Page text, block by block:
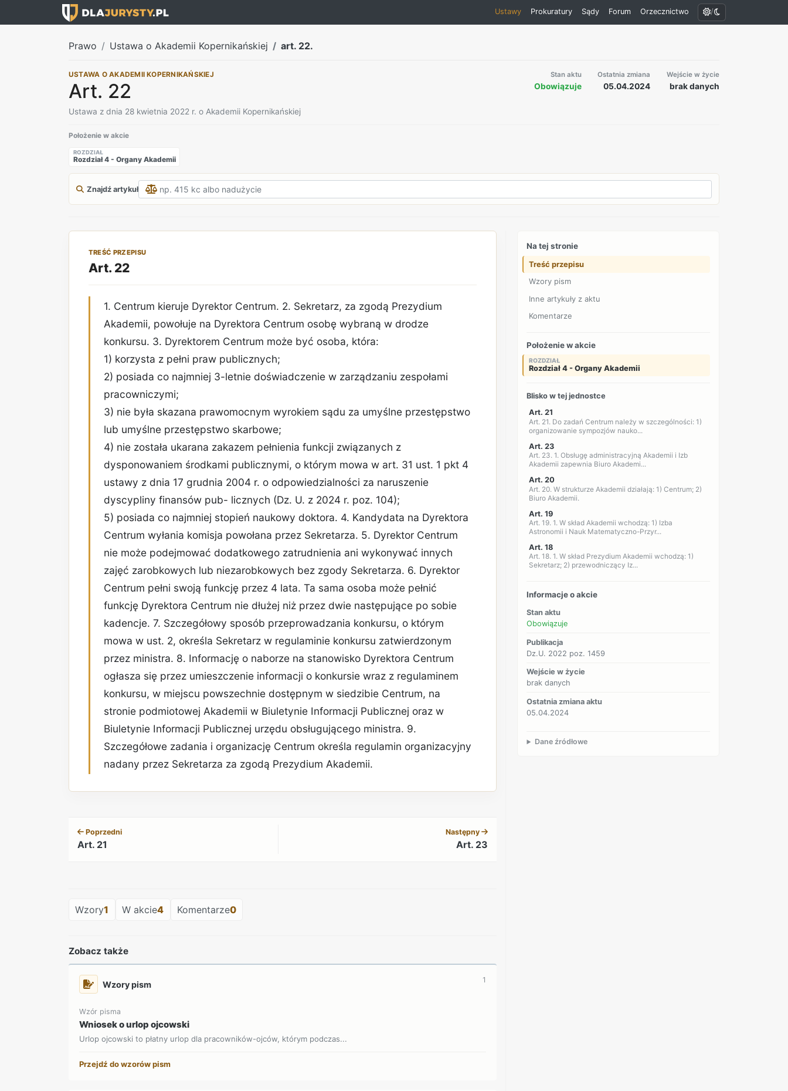
Ustawy Prokuratury Sądy Forum Orzecznictwo /
Prawo Ustawa o Akademii Kopernikańskiej art. 22.
USTAWA O AKADEMII KOPERNIKAŃSKIEJ
Art. 22
Ustawa z dnia 28 kwietnia 2022 r. o Akademii Kopernikańskiej
Stan aktu
Obowiązuje
Ostatnia zmiana
05.04.2024
Wejście w życie
brak danych
Położenie w akcie
ROZDZIAŁ
Rozdział 4 - Organy Akademii
Znajdź artykuł
TREŚĆ PRZEPISU
Art. 22
1. Centrum kieruje Dyrektor Centrum. 2. Sekretarz, za zgodą Prezydium
Akademii, powołuje na Dyrektora Centrum osobę wybraną w drodze
konkursu. 3. Dyrektorem Centrum może być osoba, która:
1) korzysta z pełni praw publicznych;
2) posiada co najmniej 3-letnie doświadczenie w zarządzaniu zespołami
pracowniczymi;
3) nie była skazana prawomocnym wyrokiem sądu za umyślne przestępstwo
lub umyślne przestępstwo skarbowe;
4) nie została ukarana zakazem pełnienia funkcji związanych z
dysponowaniem środkami publicznymi, o którym mowa w art. 31 ust. 1 pkt 4
ustawy z dnia 17 grudnia 2004 r. o odpowiedzialności za naruszenie
dyscypliny finansów pub- licznych (Dz. U. z 2024 r. poz. 104);
5) posiada co najmniej stopień naukowy doktora. 4. Kandydata na Dyrektora
Centrum wyłania komisja powołana przez Sekretarza. 5. Dyrektor Centrum
nie może podejmować dodatkowego zatrudnienia ani wykonywać innych
zajęć zarobkowych lub niezarobkowych bez zgody Sekretarza. 6. Dyrektor
Centrum pełni swoją funkcję przez 4 lata. Ta sama osoba może pełnić
funkcję Dyrektora Centrum nie dłużej niż przez dwie następujące po sobie
kadencje. 7. Szczegółowy sposób przeprowadzania konkursu, o którym
mowa w ust. 2, określa Sekretarz w regulaminie konkursu zatwierdzonym
przez ministra. 8. Informację o naborze na stanowisko Dyrektora Centrum
ogłasza się przez umieszczenie informacji o konkursie wraz z regulaminem
konkursu, w miejscu powszechnie dostępnym w siedzibie Centrum, na
stronie podmiotowej Akademii w Biuletynie Informacji Publicznej oraz w
Biuletynie Informacji Publicznej urzędu obsługującego ministra. 9.
Szczegółowe zadania i organizację Centrum określa regulamin organizacyjny
nadany przez Sekretarza za zgodą Prezydium Akademii.
Poprzedni
Art. 21
Następny
Art. 23
Wzory1 W akcie4 Komentarze0
Zobacz także
Wzory pism 1
Wzór pisma
Wniosek o urlop ojcowski
Urlop ojcowski to płatny urlop dla pracowników-ojców, którym podczas...
Przejdź do wzorów pism
Na tej stronie
Treść przepisu
Wzory pism
Inne artykuły z aktu
Komentarze
Położenie w akcie
ROZDZIAŁ
Rozdział 4 - Organy Akademii
Blisko w tej jednostce
Art. 21
Art. 21. Do zadań Centrum należy w szczególności: 1)
organizowanie sympozjów nauko...
Art. 23
Art. 23. 1. Obsługę administracyjną Akademii i Izb
Akademii zapewnia Biuro Akademi...
Art. 20
Art. 20. W strukturze Akademii działają: 1) Centrum; 2)
Biuro Akademii.
Art. 19
Art. 19. 1. W skład Akademii wchodzą: 1) Izba
Astronomii i Nauk Matematyczno-Przyr...
Art. 18
Art. 18. 1. W skład Prezydium Akademii wchodzą: 1)
Sekretarz; 2) przewodniczący Iz...
Informacje o akcie
Stan aktu
Obowiązuje
Publikacja
Dz.U. 2022 poz. 1459
Wejście w życie
brak danych
Ostatnia zmiana aktu
05.04.2024
Dane źródłowe